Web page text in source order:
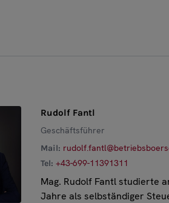
Rudolf Fantl
Geschäftsführer
Mail:
Tel: +43-699-11391311
Mag. Rudolf Fantl studierte
Jahre als selbständiger